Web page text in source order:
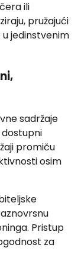
ili
pružajući
u jedinstvenim
sadržaje
promiču
osim
Pristup
za